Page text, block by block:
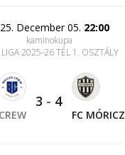
December 05. 22:00
kaminokupa
LIGA 2025-26 TÉL 1. OSZTÁLY
3 - 4
FC MÓRICZ